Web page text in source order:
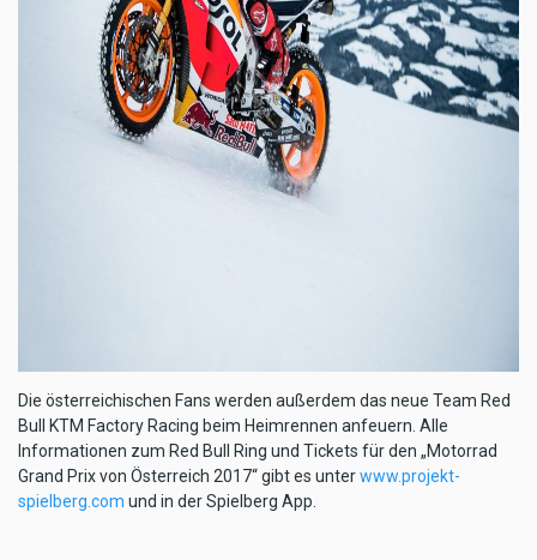
Die österreichischen Fans werden außerdem das neue Team Red
Bull KTM Factory Racing beim Heimrennen anfeuern. Alle
Informationen zum Red Bull Ring und Tickets für den „Motorrad
Grand Prix von Österreich 2017“ gibt es unterwww.projekt-
spielberg.com und in der Spielberg App.